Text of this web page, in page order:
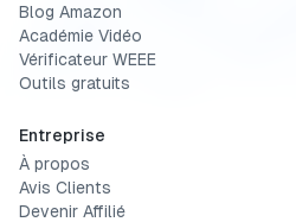
Blog Amazon
Académie Vidéo
Vérificateur WEEE
Outils gratuits
Entreprise
À propos
Avis Clients
Devenir Affilié